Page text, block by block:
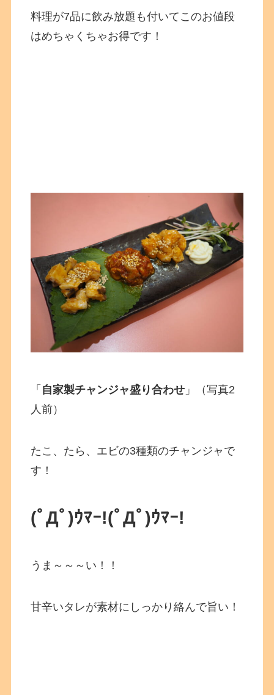
料理が7品に飲み放題も付いてこのお値段
はめちゃくちゃお得です！
「 自家製チャンジャ盛り合わせ 」（写真2
人前）
たこ、たら、エビの3種類のチャンジャで
す！
(ﾟДﾟ)ｳﾏｰ!(ﾟДﾟ)ｳﾏｰ!
うま～～～い！！
甘辛いタレが素材にしっかり絡んで旨い！